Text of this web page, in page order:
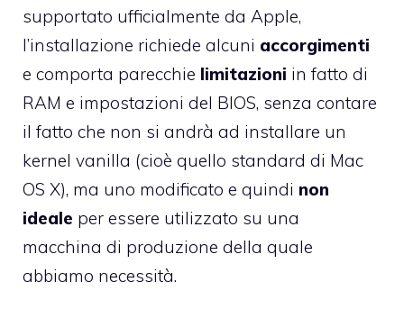
supportato ufficialmente da Apple,
l’installazione richiede alcuni accorgimenti
e comporta parecchie limitazioni in fatto di
RAM e impostazioni del BIOS, senza contare
il fatto che non si andrà ad installare un
kernel vanilla (cioè quello standard di Mac
OS X), ma uno modificato e quindi non
ideale per essere utilizzato su una
macchina di produzione della quale
abbiamo necessità.